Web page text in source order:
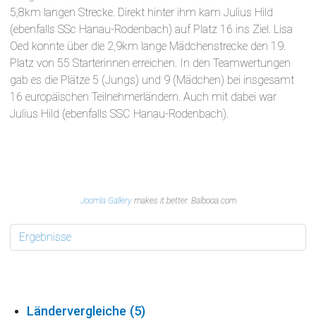
5,8km langen Strecke. Direkt hinter ihm kam Julius Hild
(ebenfalls SSc Hanau-Rodenbach) auf Platz 16 ins Ziel. Lisa
Oed konnte über die 2,9km lange Mädchenstrecke den 19.
Platz von 55 Starterinnen erreichen. In den Teamwertungen
gab es die Plätze 5 (Jungs) und 9 (Mädchen) bei insgesamt
16 europäischen Teilnehmerländern. Auch mit dabei war
Julius Hild (ebenfalls SSC Hanau-Rodenbach).
Joomla Gallerymakes it better. Balbooa.com
Ergebnisse
Ländervergleiche (5)